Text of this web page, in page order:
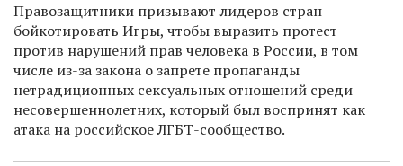
Правозащитники призывают лидеров стран
бойкотировать Игры, чтобы выразить протест
против нарушений прав человека в России, в том
числе из-за закона о запрете пропаганды
нетрадиционных сексуальных отношений среди
несовершеннолетних, который был воспринят как
атака на российское ЛГБТ-сообщество.